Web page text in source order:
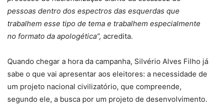
pessoas dentro dos espectros das esquerdas que
trabalhem esse tipo de tema e trabalhem especialmente
no formato da apologética”, acredita.
Quando chegar a hora da campanha, Silvério Alves Filho já
sabe o que vai apresentar aos eleitores: a necessidade de
um projeto nacional civilizatório, que compreende,
segundo ele, a busca por um projeto de desenvolvimento.